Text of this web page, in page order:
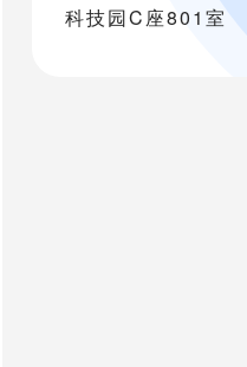
科技园C座801室